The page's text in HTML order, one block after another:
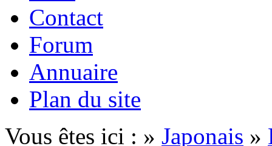
Contact
Forum
Annuaire
Plan du site
Vous êtes ici : » Japonais »